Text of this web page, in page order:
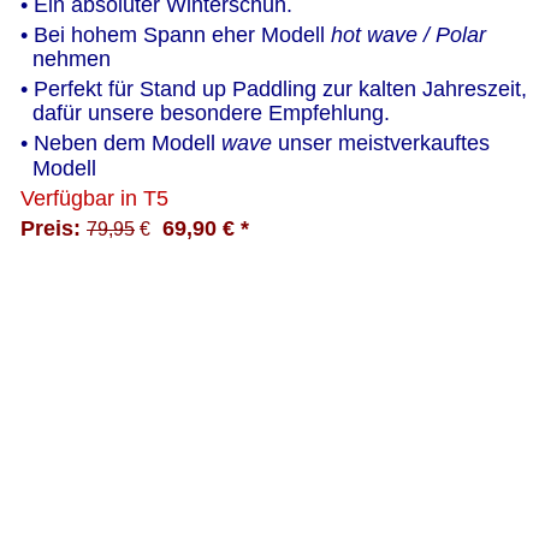
• Bei hohem Spann eher Modell hot wave / Polar
  nehmen
• Perfekt für Stand up Paddling zur kalten Jahreszeit,
  dafür unsere besondere Empfehlung.
• Neben dem Modell wave unser meistverkauftes
  Modell
Verfügbar in T5
Preis: 79,95 €
  69,90 € *